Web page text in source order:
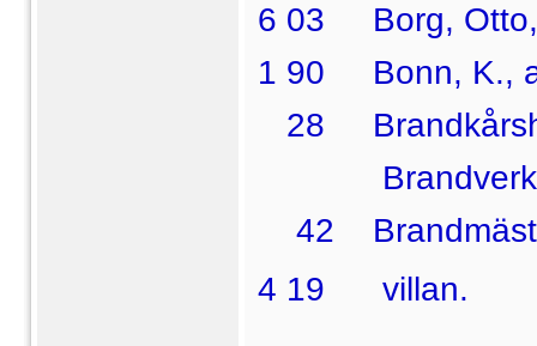
6 03 Borg, Otto,
1 90 Bonn, K.,
28
42
4 19  villan.